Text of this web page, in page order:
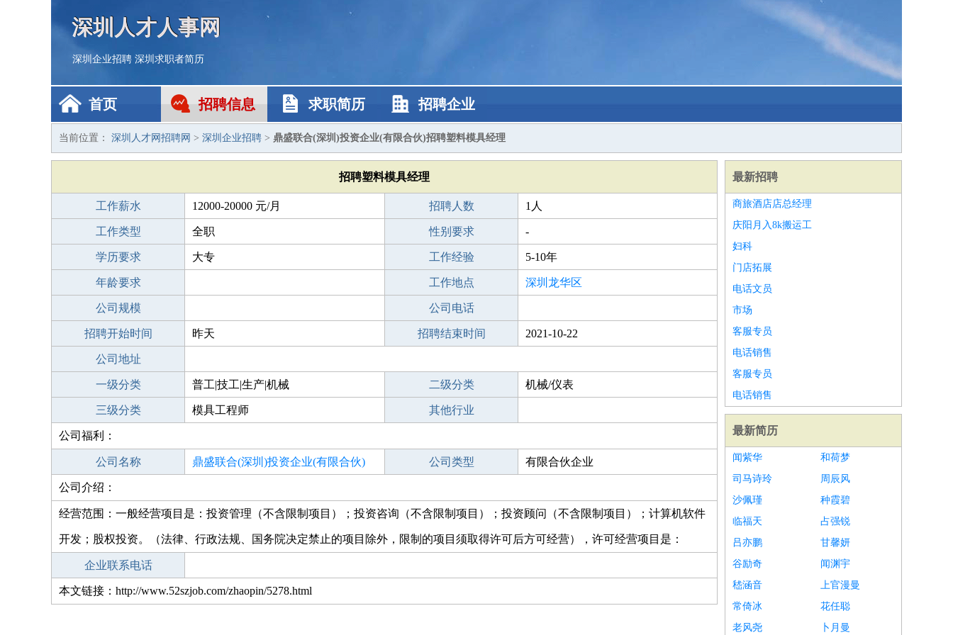
深圳人才人事网
深圳企业招聘 深圳求职者简历
首页 招聘信息 求职简历 招聘企业
当前位置： 深圳人才网招聘网 > 深圳企业招聘 > 鼎盛联合(深圳)投资企业(有限合伙)招聘塑料模具经理
招聘塑料模具经理
工作薪水 12000-20000 元/月 招聘人数 1人
工作类型 全职 性别要求 -
学历要求 大专 工作经验 5-10年
年龄要求 工作地点 深圳龙华区
公司规模 公司电话
招聘开始时间 昨天 招聘结束时间 2021-10-22
公司地址
一级分类 普工|技工|生产|机械 二级分类 机械/仪表
三级分类 模具工程师 其他行业
公司福利：
公司名称 鼎盛联合(深圳)投资企业(有限合伙) 公司类型 有限合伙企业
公司介绍：
经营范围：一般经营项目是：投资管理（不含限制项目）；投资咨询（不含限制项目）；投资顾问（不含限制项目）；计算机软件
开发；股权投资。（法律、行政法规、国务院决定禁止的项目除外，限制的项目须取得许可后方可经营），许可经营项目是：
企业联系电话
本文链接：http://www.52szjob.com/zhaopin/5278.html
最新招聘
商旅酒店店总经理
庆阳月入8k搬运工
妇科
门店拓展
电话文员
市场
客服专员
电话销售
客服专员
电话销售
最新简历
闻紫华
和荷梦
司马诗玲
周辰风
沙佩瑾
种霞碧
临福天
占强锐
吕亦鹏
甘馨妍
谷励奇
闻渊宇
嵇涵音
上官漫曼
常倚冰
花任聪
老风尧
卜月曼